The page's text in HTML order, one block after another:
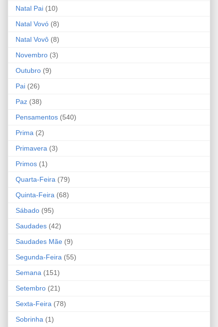
Natal Pai (10)
Natal Vovó (8)
Natal Vovô (8)
Novembro (3)
Outubro (9)
Pai (26)
Paz (38)
Pensamentos (540)
Prima (2)
Primavera (3)
Primos (1)
Quarta-Feira (79)
Quinta-Feira (68)
Sábado (95)
Saudades (42)
Saudades Mãe (9)
Segunda-Feira (55)
Semana (151)
Setembro (21)
Sexta-Feira (78)
Sobrinha (1)